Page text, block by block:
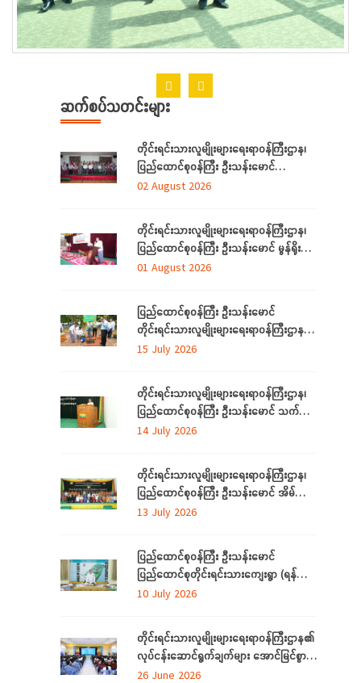
ဆက်စပ်သတင်းများ
တိုင်းရင်းသားလူမျိုးများရေးရာဝန်ကြီးဌာန၊
ပြည်ထောင်စုဝန်ကြီး ဦးသန်းမောင်
ရန်ကုန်တိုင်းဒေသကြီးအတွင်းရှိ
နှင့် တွေ့ဆုံ
02 August 2026
တိုင်းရင်းသားလူမျိုးများရေးရာဝန်ကြီးဌာန၊
ပြည်ထောင်စုဝန်ကြီး ဦးသန်းမောင် မွန်ရိုးရာ
ဝတ်စုံချုပ်လုပ်နည်းသင်တန်းဆင်းပွဲ
01 August 2026
ပြည်ထောင်စုဝန်ကြီး ဦးသန်းမောင်
တိုင်းရင်းသားလူမျိုးများရေးရာဝန်ကြီးဌာန မိုး
ရာသီသစ်ပင်စိုက်ပျိုးပွဲ အခမ်းအနားတက်
15 July 2026
တိုင်းရင်းသားလူမျိုးများရေးရာဝန်ကြီးဌာန၊
ပြည်ထောင်စုဝန်ကြီး ဦးသန်းမောင် သက်မွေး
ပညာသင်တန်းများ သင်တန်းဆင်းပွဲ
14 July 2026
တိုင်းရင်းသားလူမျိုးများရေးရာဝန်ကြီးဌာန၊
ပြည်ထောင်စုဝန်ကြီး ဦးသန်းမောင် အိမ်သုံး
ဆိုလာများ လွှဲပြောင်းထောက်ပံ့ပေးခြင်း
13 July 2026
ပြည်ထောင်စုဝန်ကြီး ဦးသန်းမောင်
ပြည်ထောင်စုတိုင်းရင်းသားကျေးရွာ (ရန်ကုန်)
အဆင့်မြှင့်တင်လုပ်ငန်းဆောင်ရွက်မှုများအား
10 July 2026
တိုင်းရင်းသားလူမျိုးများရေးရာဝန်ကြီးဌာန၏
လုပ်ငန်းဆောင်ရွက်ချက်များ အောင်မြင်စွာ
အကောင်အထည်ဖော်နိုင်ရေးအတွက်
26 June 2026